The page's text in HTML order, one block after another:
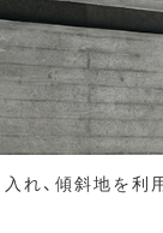
れ、傾斜地を利